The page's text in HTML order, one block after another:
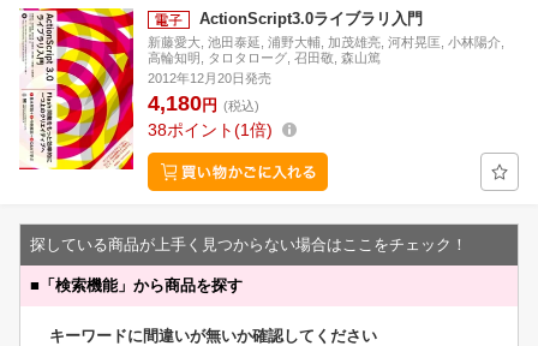
ActionScript3.0ライブラリ入門
新藤愛大, 池田泰延, 浦野大輔, 加茂雄亮, 河村晃匡, 小林陽介,
高輪知明, タロタローグ, 召田敬, 森山篤
2012年12月20日発売
4,180円 (税込)
38ポイント 1倍
探している商品が上手く見つからない場合はここをチェック！
■ 「検索機能」から商品を探す
キーワードに間違いが無いか確認してください